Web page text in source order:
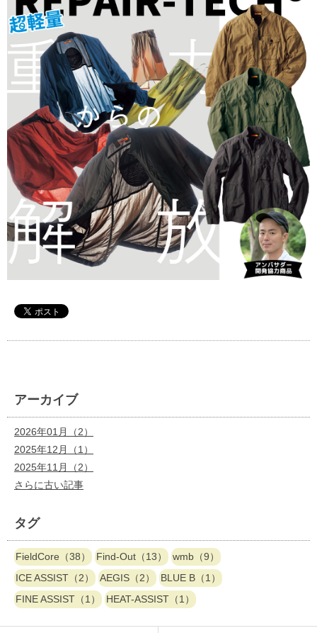
アーカイブ
2026年01月（2）
2025年12月（1）
2025年11月（2）
さらに古い記事
タグ
FieldCore（38） Find-Out（13）
wmb（9）
ICE ASSIST（2）
AEGIS（2）
BLUE B（1）
FINE ASSIST（1）
HEAT-ASSIST（1）